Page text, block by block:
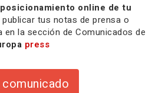
online de tu
tus notas de prensa o
la sección de Comunicados de
press
comunicado